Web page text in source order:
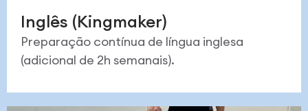
Inglês (Kingmaker)
Preparação contínua de língua inglesa
(adicional de 2h semanais).